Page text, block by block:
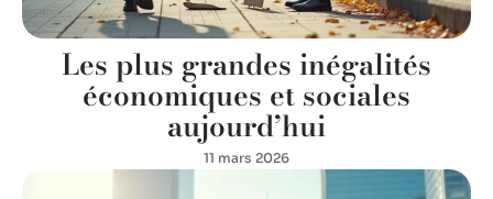
Les plus grandes inégalités
économiques et sociales
aujourd’hui
11 mars 2026